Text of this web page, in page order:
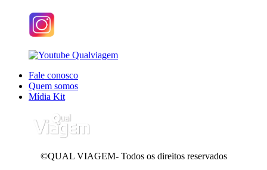
Fale conosco
Quem somos
Mídia Kit
©QUAL VIAGEM- Todos os direitos reservados